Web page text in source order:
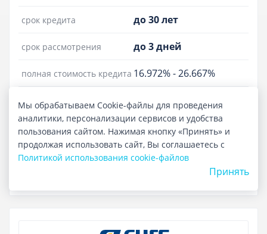
срок кредита до 30 лет
срок рассмотрения до 3 дней
полная стоимость кредита 16.972%-26.667%
ставка от 17.6%
Развернуть детали
Мы обрабатываем Cookie-файлы для проведения
аналитики, персонализации сервисов и удобства
пользования сайтом. Нажимая кнопку «Принять» и
продолжая использовать сайт, Вы соглашаетесь с
Политикой использования cookie-файлов
Принять